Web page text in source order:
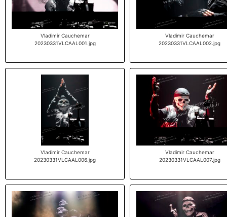
Vladimir Cauchemar
20230331VLCAAL001.jpg
Vladimir Cauchemar
20230331VLCAAL002.jpg
Vladimir Cauchemar
20230331VLCAAL006.jpg
Vladimir Cauchemar
20230331VLCAAL007.jpg